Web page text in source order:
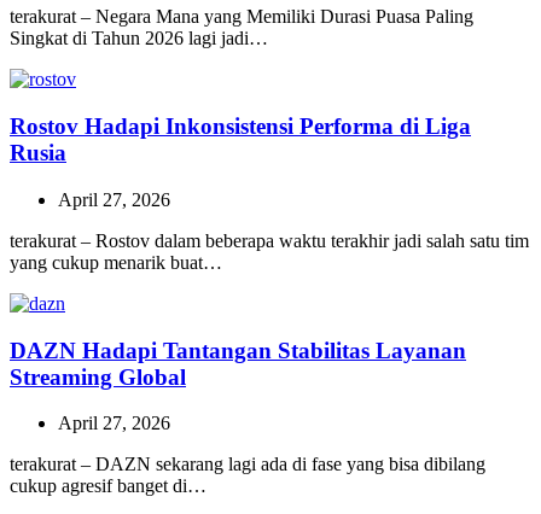
terakurat – Negara Mana yang Memiliki Durasi Puasa Paling
Singkat di Tahun 2026 lagi jadi…
Rostov Hadapi Inkonsistensi Performa di Liga
Rusia
April 27, 2026
terakurat – Rostov dalam beberapa waktu terakhir jadi salah satu tim
yang cukup menarik buat…
DAZN Hadapi Tantangan Stabilitas Layanan
Streaming Global
April 27, 2026
terakurat – DAZN sekarang lagi ada di fase yang bisa dibilang
cukup agresif banget di…